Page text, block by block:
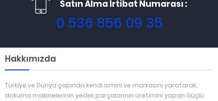
Satın Alma İrtibat Numarası :
0 536 856 09 35
Hakkımızda
Türkiye ve Dünya çapında kendi ismini ve markasını yaratarak,
dokuma makinelerinin yedek parçalarının üretimini yapan Güçlü